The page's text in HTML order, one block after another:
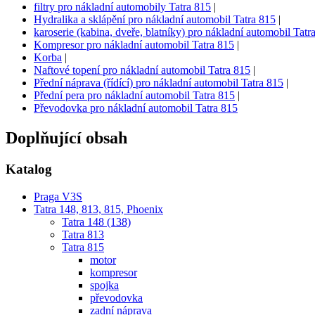
filtry pro nákladní automobily Tatra 815 |
Hydralika a sklápění pro nákladní automobil Tatra 815 |
karoserie (kabina, dveře, blatníky) pro nákladní automobil
Kompresor pro nákladní automobil Tatra 815 |
Korba |
Naftové topení pro nákladní automobil Tatra 815 |
Přední náprava (řídící) pro nákladní automobil Tatra 815 |
Přední pera pro nákladní automobil Tatra 815 |
Převodovka pro nákladní automobil Tatra 815
Doplňující obsah
Katalog
Praga V3S
Tatra 148, 813, 815, Phoenix
Tatra 148 (138)
Tatra 813
Tatra 815
motor
kompresor
spojka
převodovka
zadní náprava